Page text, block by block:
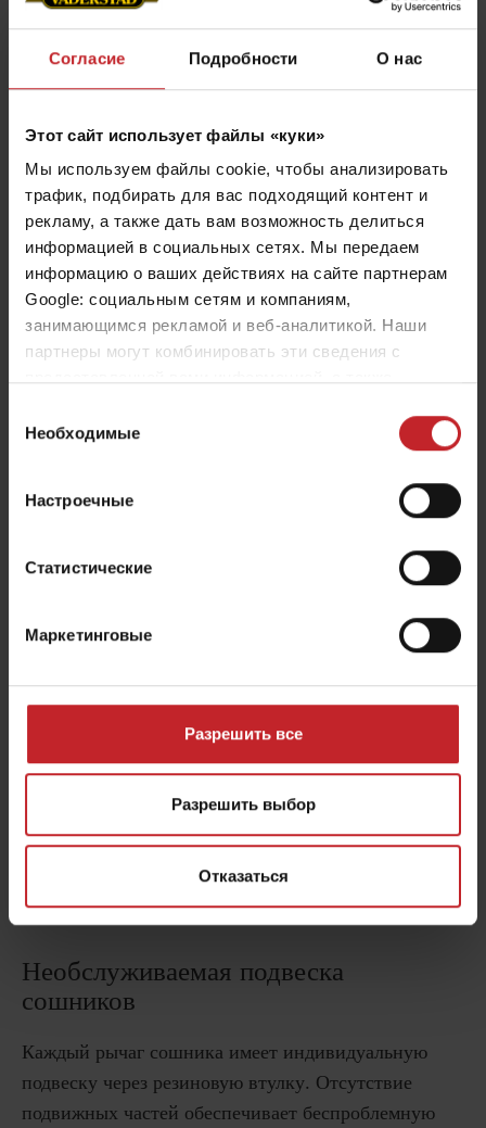
Согласие Подробности О нас
Этот сайт использует файлы «куки»
Мы используем файлы cookie, чтобы анализировать
трафик, подбирать для вас подходящий контент и
рекламу, а также дать вам возможность делиться
информацией в социальных сетях. Мы передаем
информацию о ваших действиях на сайте партнерам
Google: социальным сетям и компаниям,
занимающимся рекламой и веб-аналитикой. Наши
партнеры могут комбинировать эти сведения с
вами их сервисов.
согласия
Необходимые
Настроечные
Статистические
Маркетинговые
Разрешить все
Разрешить выбор
Отказаться
Измельченная почва - хороший
контакт с семенем
Диск сошника на рычаге с резиновой подвеской,
установленный под небольшим углом атаки,
агрессивно измельчает почву в борозде до мелко
агрегатированного состояния. Этим достигается
наилучшая аэрация и оптимальный контакт с
семенем, что важно для быстрых всходов.
Максимальная производительность -
минимальное обслуживание
Необслуживаемая подвеска
сошников
Каждый рычаг сошника имеет индивидуальную
подвеску через резиновую втулку. Отсутствие
подвижных частей обеспечивает беспроблемную